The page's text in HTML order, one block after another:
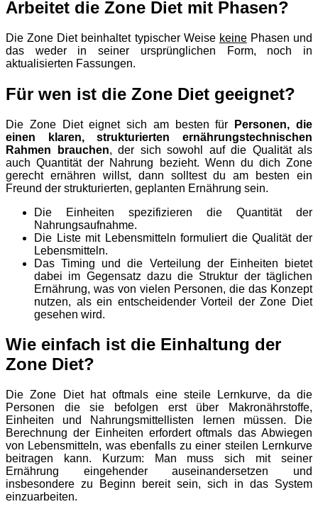
Arbeitet die Zone Diet mit Phasen?
Die Zone Diet beinhaltet typischer Weise keinePhasen und
das weder in seiner ursprünglichen Form, noch in
aktualisierten Fassungen.
Für wen ist die Zone Diet geeignet?
Die Zone Diet eignet sich am besten für
Personen, die
einen klaren, strukturierten ernährungstechnischen
Rahmen brauchen, der sich sowohl auf die Qualität als
auch Quantität der Nahrung bezieht. Wenn du dich Zone
gerecht ernähren willst, dann solltest du am besten ein
Freund der strukturierten, geplanten Ernährung sein.
Die Einheiten spezifizieren die Quantität der
Nahrungsaufnahme.
Die Liste mit Lebensmitteln formuliert die Qualität der
Lebensmitteln.
Das Timing und die Verteilung der Einheiten bietet
dabei im Gegensatz dazu die Struktur der täglichen
Ernährung, was von vielen Personen, die das Konzept
nutzen, als ein entscheidender Vorteil der Zone Diet
gesehen wird.
Wie einfach ist die Einhaltung der
Zone Diet?
Die Zone Diet hat oftmals eine steile Lernkurve, da die
Personen die sie befolgen erst über Makronährstoffe,
Einheiten und Nahrungsmittellisten lernen müssen. Die
Berechnung der Einheiten erfordert oftmals das Abwiegen
von Lebensmitteln, was ebenfalls zu einer steilen Lernkurve
beitragen kann. Kurzum: Man muss sich mit seiner
Ernährung eingehender auseinandersetzen und
insbesondere zu Beginn bereit sein, sich in das System
einzuarbeiten.